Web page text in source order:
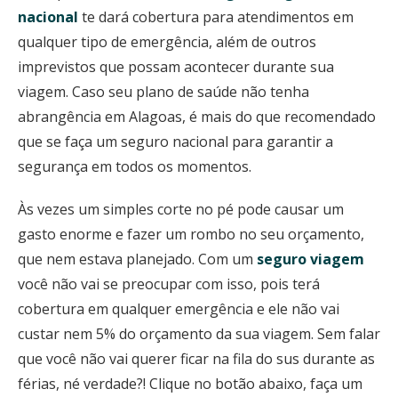
nacional te dará cobertura para atendimentos em
qualquer tipo de emergência, além de outros
imprevistos que possam acontecer durante sua
viagem. Caso seu plano de saúde não tenha
abrangência em Alagoas, é mais do que recomendado
que se faça um seguro nacional para garantir a
segurança em todos os momentos.
Às vezes um simples corte no pé pode causar um
gasto enorme e fazer um rombo no seu orçamento,
que nem estava planejado. Com um seguro viagem
você não vai se preocupar com isso, pois terá
cobertura em qualquer emergência e ele não vai
custar nem 5% do orçamento da sua viagem. Sem falar
que você não vai querer ficar na fila do sus durante as
férias, né verdade?! Clique no botão abaixo, faça um